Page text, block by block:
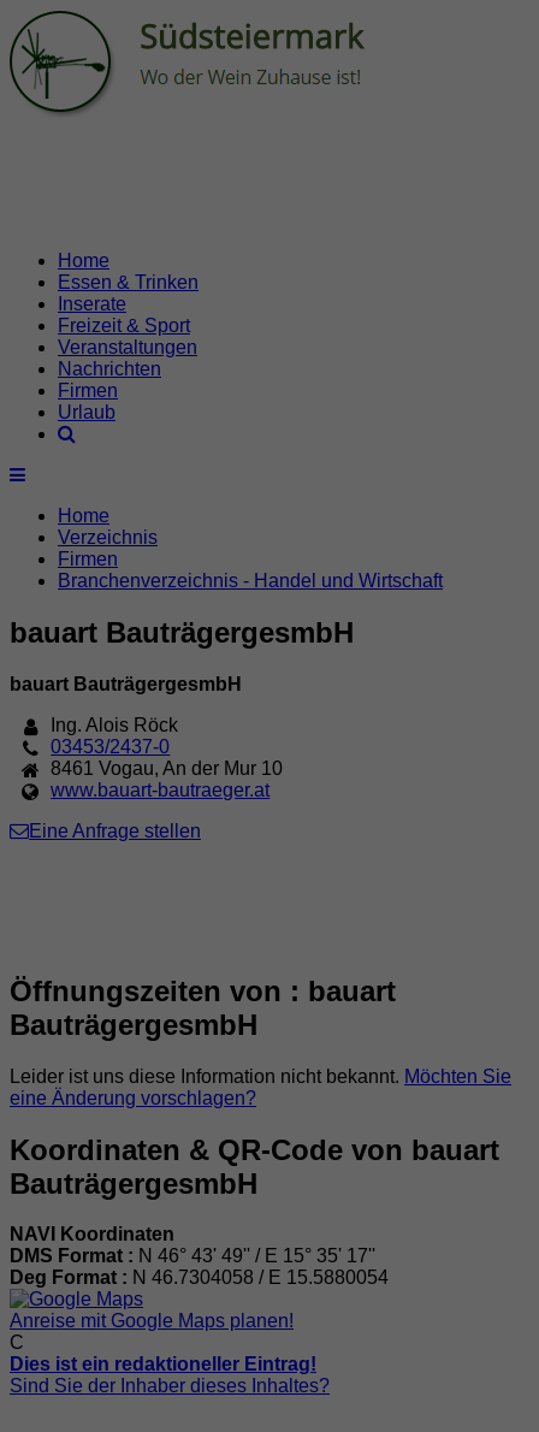
Home
Essen & Trinken
Inserate
Freizeit & Sport
Veranstaltungen
Nachrichten
Firmen
Urlaub
Home
Verzeichnis
Firmen
Branchenverzeichnis - Handel und Wirtschaft
bauart BauträgergesmbH
bauart BauträgergesmbH
Ing. Alois Röck
03453/2437-0
8461 Vogau,An der Mur 10
www.bauart-bautraeger.at
Eine Anfrage stellen
Öffnungszeiten von : bauart
BauträgergesmbH
Leider ist uns diese Information nicht bekannt. Möchten Sie
eine Änderung vorschlagen?
Koordinaten & QR-Code von bauart
BauträgergesmbH
NAVI Koordinaten
DMS Format : N 46° 43' 49'' / E 15° 35' 17''
Deg Format : N 46.7304058 / E 15.5880054
Anreise mit Google Maps planen!
C
Dies ist ein redaktioneller Eintrag!
Sind Sie der Inhaber dieses Inhaltes?